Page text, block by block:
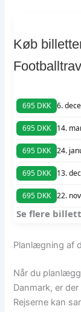
Køb
695 DKK 6.
695 DKK 14.
695 DKK 24.
695 DKK 13.
695 DKK 22.
Se flere
Planlægning af
Når du
Danmark, er
Rejserne kan